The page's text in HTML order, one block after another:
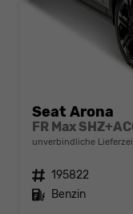
Seat Arona
unverbindliche
Fahrzeugnr. 195822
Kraftstoff Benzin